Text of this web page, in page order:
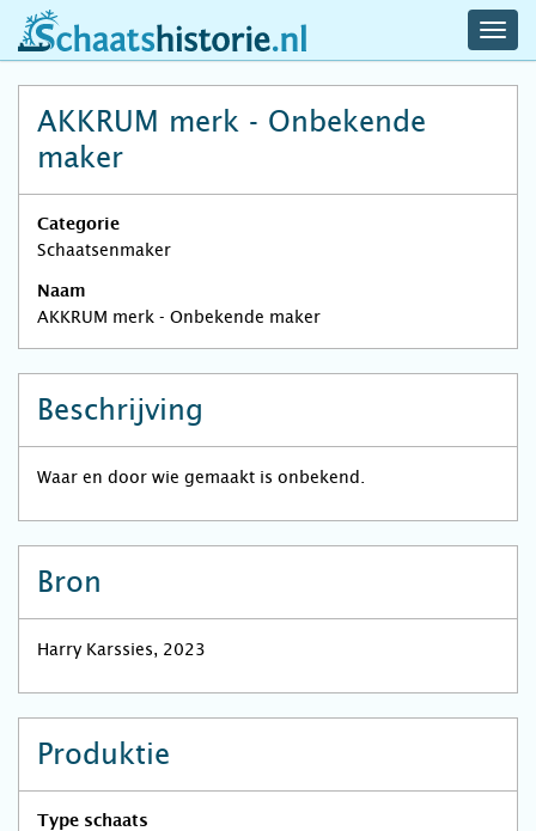
schaatshistorie.nl
AKKRUM merk - Onbekende
maker
Categorie
Schaatsenmaker
Naam
AKKRUM merk - Onbekende maker
Beschrijving
Waar en door wie gemaakt is onbekend.
Bron
Harry Karssies, 2023
Produktie
Type schaats